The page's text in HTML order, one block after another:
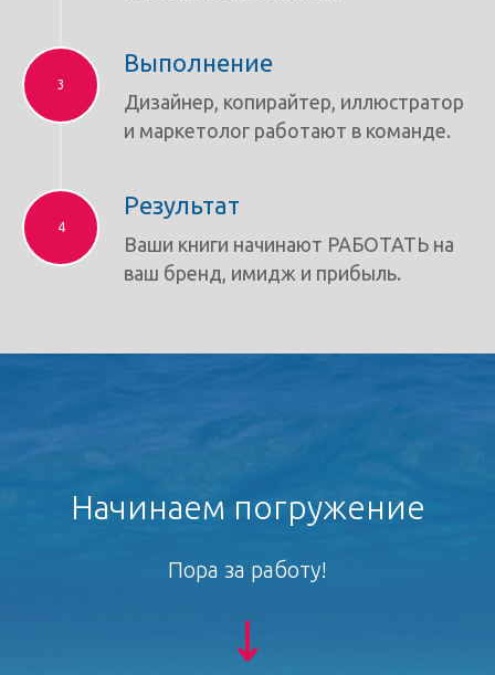
Выполнение
Дизайнер, копирайтер, иллюстратор
и маркетолог работают в команде.
Результат
Ваши книги начинают РАБОТАТЬ на
ваш бренд, имидж и прибыль.
Начинаем погружение
Пора за работу!